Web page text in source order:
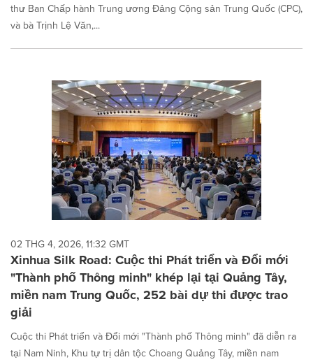
thư Ban Chấp hành Trung ương Đảng Cộng sản Trung Quốc (CPC),
và bà Trịnh Lệ Văn,...
02 THG 4, 2026, 11:32 GMT
Xinhua Silk Road: Cuộc thi Phát triển và Đổi mới
"Thành phố Thông minh" khép lại tại Quảng Tây,
miền nam Trung Quốc, 252 bài dự thi được trao
giải
Cuộc thi Phát triển và Đổi mới "Thành phố Thông minh" đã diễn ra
tại Nam Ninh, Khu tự trị dân tộc Choang Quảng Tây, miền nam